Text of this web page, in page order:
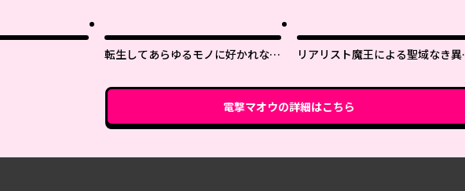
転生してあらゆるモノに好かれなが
く
リアリスト魔王による聖域なき異
電撃マオウの詳細はこちら